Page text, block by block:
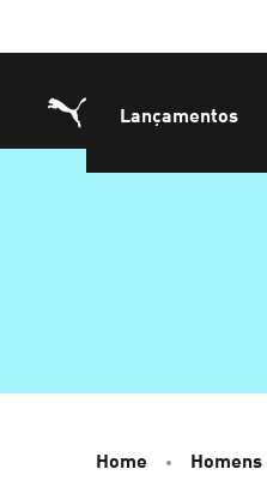
Lançamentos
Home Homens